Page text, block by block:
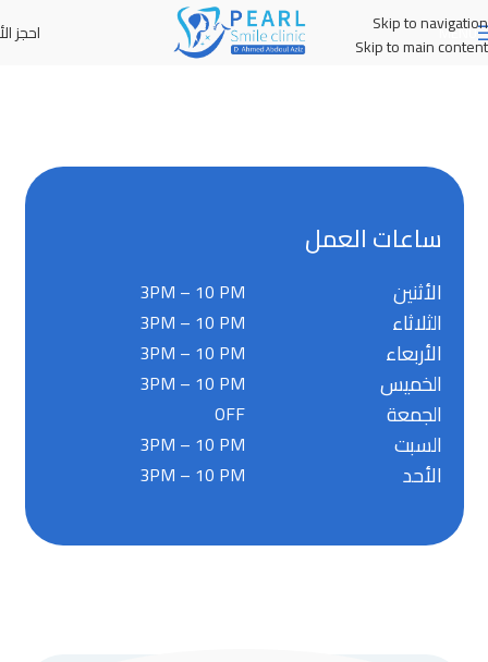
Skip to navigation
Skip to main content
MENU احجز
ساعات العمل
3PM – 10 PM الأثنين
3PM – 10 PM الثلاثاء
3PM – 10 PM الأربعاء
3PM – 10 PM الخميس
OFF الجمعة
3PM – 10 PM السبت
3PM – 10 PM الأحد